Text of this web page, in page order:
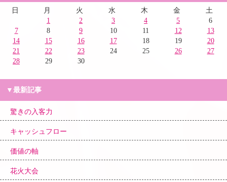
日 月 火 水 木 金
土
1
2 3 4 5
6
7
8 9 10 11 12
13
14
15 16 17 18 19
20
21
22 23 24 25 26
27
28
29 30
▼最新記事
驚きの入客力
キャッシュフロー
価値の軸
花火大会